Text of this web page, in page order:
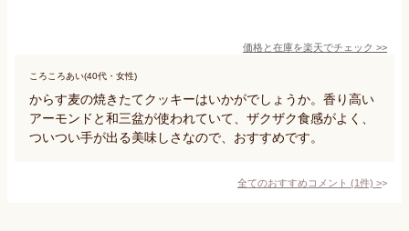
価格と在庫を楽天でチェック >>
ころころあい(40代・女性)
からす麦の焼きたてクッキーはいかがでしょうか。香り高い
アーモンドと和三盆が使われていて、ザクザク食感がよく、
ついつい手が出る美味しさなので、おすすめです。
全てのおすすめコメント (1件) >